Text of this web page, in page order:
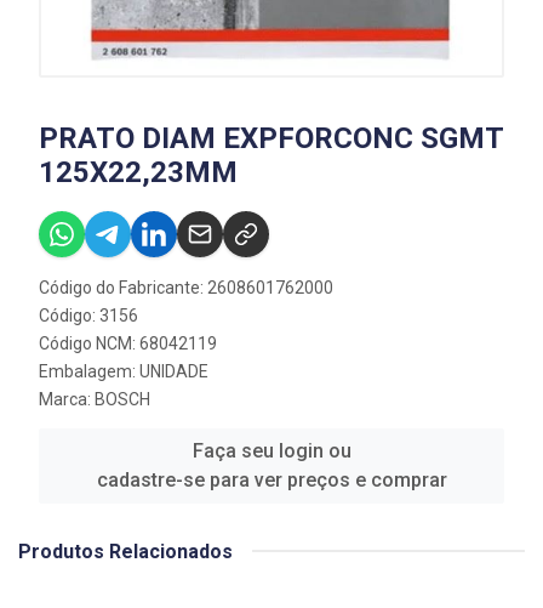
PRATO DIAM EXPFORCONC SGMT
125X22,23MM
Código do Fabricante: 2608601762000
Código: 3156
Código NCM: 68042119
Embalagem: UNIDADE
Marca: BOSCH
Faça seu login ou
cadastre-se para ver preços e comprar
Produtos Relacionados